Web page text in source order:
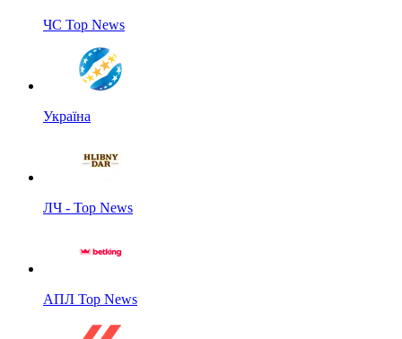
ЧС Top News
Україна
ЛЧ - Top News
АПЛ Top News